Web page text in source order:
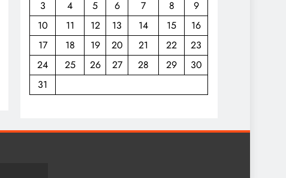
3
4 5 6 7 8
9
10
11 12 13 14 15
16
17
18 19 20 21 22
23
24
25 26 27 28 29
30
31